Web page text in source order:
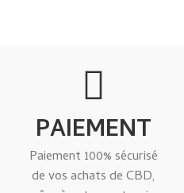
PAIEMENT
Paiement 100% sécurisé
de vos achats de CBD,